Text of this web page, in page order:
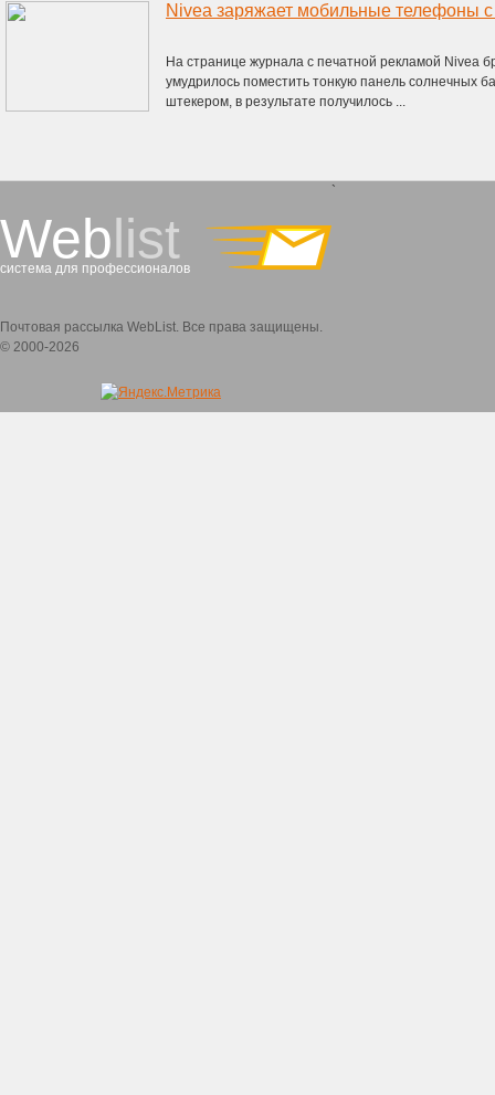
Nivea заряжает мобильные телефоны
На странице журнала с печатной рекламой Nivea
умудрилось поместить тонкую панель солнечных
штекером, в результате получилось ...
Weblist
система для профессионалов
`
Почтовая рассылка WebList. Все права защищены.
© 2000-2026